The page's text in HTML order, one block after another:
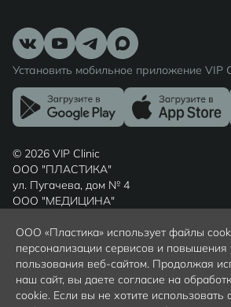
ООО «Пластика» использует файлы
персонализации сервисов и повышения
пользования веб-сайтом. Продолжая
наш сайт, вы даете согласие на
cookie. Если вы не хотите использовать
Установить мобильное приложение VIP
© 2026 VIP Clinic
ООО "ПЛАСТИКА"
ул. Пугачева, дом № 4
ООО "МЕДИЦИНА"
Россия, г. Калининград,
236022
Вся представленная на сайте
ознакомительный характер и не
офертой, определяемой положениями